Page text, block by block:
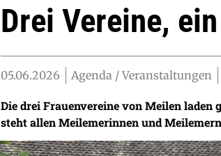
Drei Vereine,
05.06.2026 Agenda / Veranstaltungen
Die drei Frauenvereine von Meilen laden
steht allen Meilemerinnen und